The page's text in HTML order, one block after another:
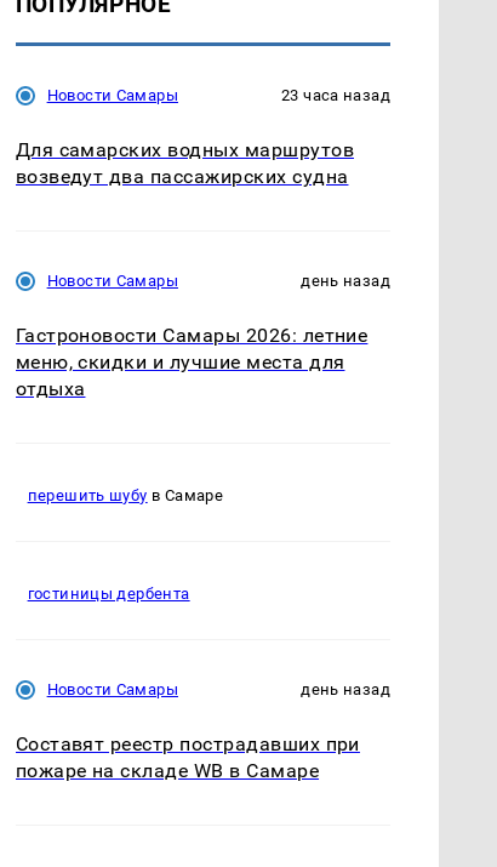
Новости Самары 23 часа назад
Для самарских водных маршрутов
возведут два пассажирских судна
Новости Самары день назад
Гастроновости Самары 2026: летние
меню, скидки и лучшие места для
отдыха
перешить шубу в Самаре
гостиницы дербента
Новости Самары день назад
Составят реестр пострадавших при
пожаре на складе WB в Самаре